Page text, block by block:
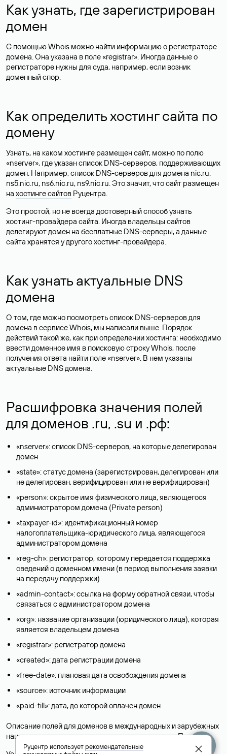
Как узнать, где зарегистрирован
домен
С помощью Whois можно найти информацию о регистраторе
домена. Она указана в поле «registrar». Иногда данные о
регистраторе нужны для суда, например, если возник
доменный спор.
Как определить хостинг сайта по
домену
Узнать, на каком хостинге размещен сайт, можно по полю
«nserver», где указан список DNS-серверов, поддерживающих
домен. Например, список DNS-серверов для домена nic.ru:
ns5.nic.ru, ns6.nic.ru, ns9.nic.ru. Это значит, что сайт размещен
на хостинге сайтов Руцентра.
Это простой, но не всегда достоверный способ узнать
хостинг-провайдера сайта. Иногда владельцы сайтов
делегируют домен на бесплатные DNS-серверы, а данные
сайта хранятся у другого хостинг-провайдера.
Как узнать актуальные DNS
домена
О том, где можно посмотреть список DNS-серверов для
домена в сервисе Whois, мы написали выше. Порядок
действий такой же, как при определении хостинга: необходимо
ввести доменное имя в поисковую строку Whois, после
получения ответа найти поле «nserver». В нем указаны
актуальные DNS домена.
Расшифровка значения полей
для доменов .ru, .su и .рф:
«nserver»: список DNS-серверов, на которые делегирован
домен
«state»: статус домена (зарегистрирован, делегирован или
не делегирован, верифицирован или не верифицирован)
«person»: скрытое имя физического лица, являющегося
администратором домена (Privatе person)
«taxpayer-id»: идентификационный номер
налогоплательщика-юридического лица, являющегося
администратором домена
«reg-ch»: регистратор, которому передается поддержка
сведений о доменном имени (в период выполнения заявки
на передачу поддержки)
«admin-contact»: ссылка на форму обратной связи, чтобы
связаться с администратором домена
«org»: название организации (юридического лица), которая
является владельцем домена
«registrar»: регистратор домена
«created»: дата регистрации домена
«free-date»: плановая дата освобождения домена
«source»: источник информации
«paid-till»: дата, до которой оплачен домен
Описание полей для доменов в международных и зарубежных
национальных доменах представлены в разделе «Помощь».
Руцентр используетрекомендательные